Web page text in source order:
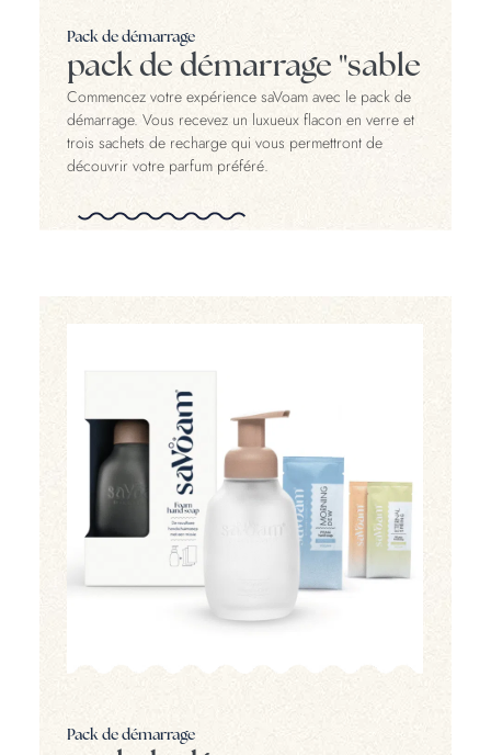
Pack de démarrage
pack de démarrage "sable
Commencez votre expérience saVoam avec le pack de
démarrage. Vous recevez un luxueux flacon en verre et
trois sachets de recharge qui vous permettront de
découvrir votre parfum préféré.
Pack de démarrage